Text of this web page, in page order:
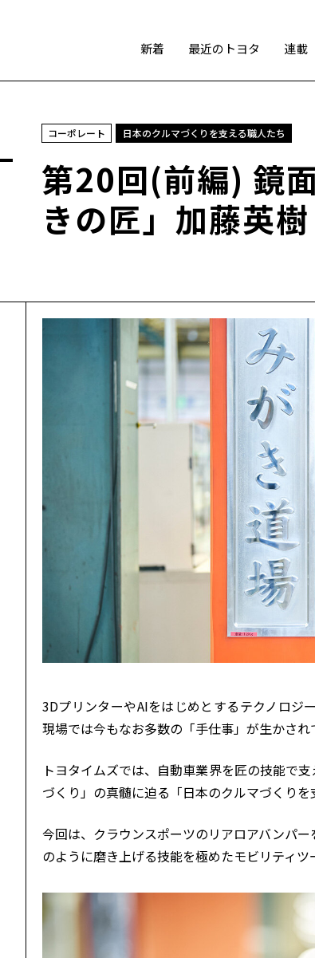
新着 最近のトヨタ 連載
スポーツ
WRC TOYOTA GAZOO Racing
コーポレート 日本のクルマづくりを支える職人たち
第20回(前編) 鏡
きの匠」加藤英樹
3DプリンターやAIをはじめとするテクノロジ
現場では今もなお多数の「手仕事」が生かされ
トヨタイムズでは、自動車業界を匠の技能で
づくり」の真髄に迫る「日本のクルマづくりを
今回は、クラウンスポーツのリアロアバンパ
のように磨き上げる技能を極めたモビリティ